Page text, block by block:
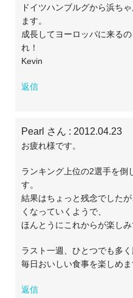
ドイツハンブルグから浜ち
ます。
成長してヨーロッパに来る
れ！
Kevin
返信
Pearl さん : 2012.04.23
お疲れ様です。
ランキング上位の2選手を倒
す。
結果はちょっと残念でした
くなっていくようで、
ほんとうにこれからが楽しみ
ラスト一週、ひとつでも多く
毎日おいしい食事を楽しめま
返信